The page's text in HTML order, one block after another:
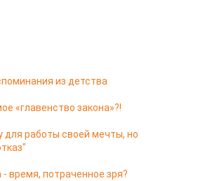
из детства
«главенство закона»?!
для работы своей мечты, но
время, потраченное зря?